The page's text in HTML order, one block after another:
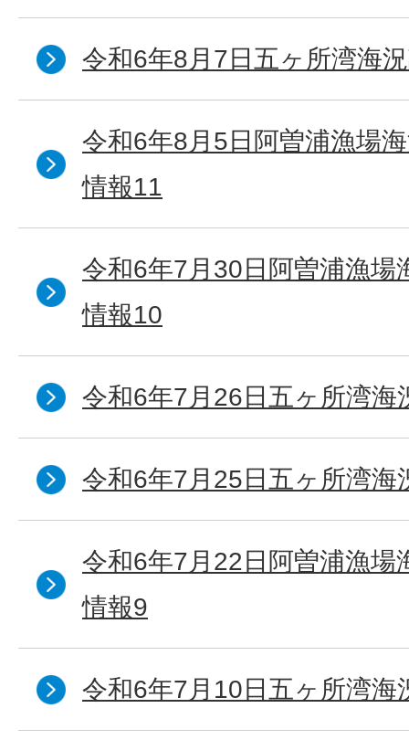
令和6年8月7日五ヶ所湾海
令和6年8月5日阿曽浦漁場
情報11
令和6年7月30日阿曽浦漁場
情報10
令和6年7月26日五ヶ所湾海
令和6年7月25日五ヶ所湾海
令和6年7月22日阿曽浦漁場
情報9
令和6年7月10日五ヶ所湾海